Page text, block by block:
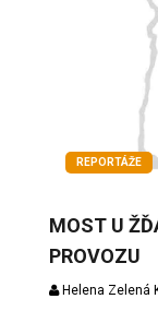
REPORTÁŽE
MOST U
PROVOZU
Helena Zelená